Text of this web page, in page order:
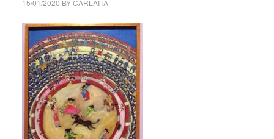
15/01/2020 BYCARLAITA